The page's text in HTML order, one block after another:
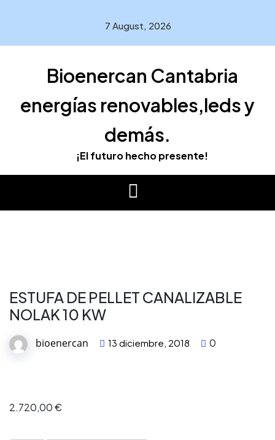
7 August, 2026
Bioenercan Cantabria
energías renovables,leds y
demás.
¡El futuro hecho presente!
ESTUFA DE PELLET CANALIZABLE
NOLAK 10 KW
bioenercan 13 diciembre, 2018 0
2.720,00€